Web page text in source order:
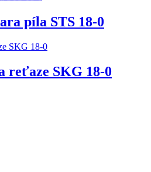
píla STS 18-0
reťaze SKG 18-0